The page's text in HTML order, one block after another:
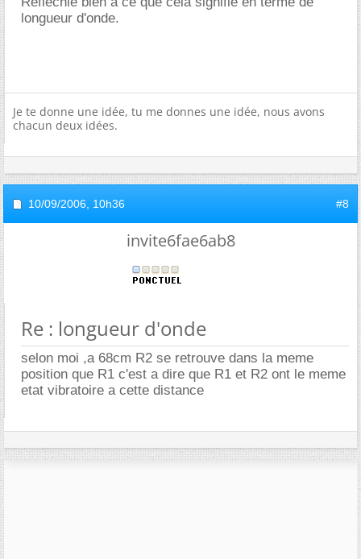
longueur d'onde.
Je te donne une idée, tu me donnes une idée, nous avons
chacun deux idées.
10/09/2006, 10h36 #8
invite6fae6ab8
Re : longueur d'onde
selon moi ,a 68cm R2 se retrouve dans la meme
position que R1 c'est a dire que R1 et R2 ont le meme
etat vibratoire a cette distance